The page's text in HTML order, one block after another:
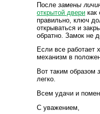
После замены
открытой двери как
правильно, ключ
открываться и
обратно. Замок не
Если все работает
механизм в
Вот таким образом
легко.
Всем удачи и
С уважением,